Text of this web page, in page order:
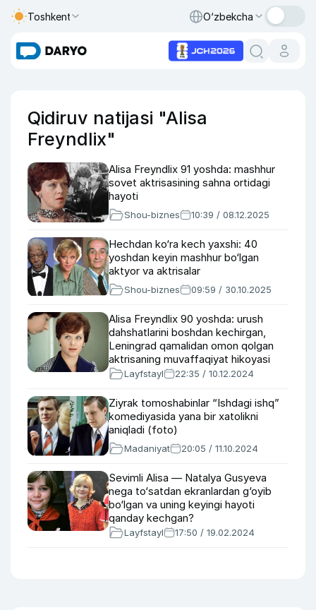
Toshkent O‘zbekcha
Qidiruv natijasi "Alisa
Freyndlix"
Alisa Freyndlix 91 yoshda: mashhur
sovet aktrisasining sahna ortidagi
hayoti
Shou-biznes 10:39 / 08.12.2025
Hechdan ko‘ra kech yaxshi: 40
yoshdan keyin mashhur bo‘lgan
aktyor va aktrisalar
Shou-biznes 09:59 / 30.10.2025
Alisa Freyndlix 90 yoshda: urush
dahshatlarini boshdan kechirgan,
Leningrad qamalidan omon qolgan
aktrisaning muvaffaqiyat hikoyasi
Layfstayl 22:35 / 10.12.2024
Ziyrak tomoshabinlar “Ishdagi ishq”
komediyasida yana bir xatolikni
aniqladi (foto)
Madaniyat 20:05 / 11.10.2024
Sevimli Alisa — Natalya Gusyeva
nega to‘satdan ekranlardan g‘oyib
bo‘lgan va uning keyingi hayoti
qanday kechgan?
Layfstayl 17:50 / 19.02.2024